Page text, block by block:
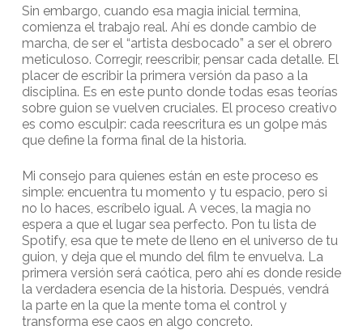
Sin embargo, cuando esa magia inicial termina,
comienza el trabajo real. Ahí es donde cambio de
marcha, de ser el “artista desbocado” a ser el obrero
meticuloso. Corregir, reescribir, pensar cada detalle. El
placer de escribir la primera versión da paso a la
disciplina. Es en este punto donde todas esas teorías
sobre guion se vuelven cruciales. El proceso creativo
es como esculpir: cada reescritura es un golpe más
que define la forma final de la historia.
Mi consejo para quienes están en este proceso es
simple: encuentra tu momento y tu espacio, pero si
no lo haces, escríbelo igual. A veces, la magia no
espera a que el lugar sea perfecto. Pon tu lista de
Spotify, esa que te mete de lleno en el universo de tu
guion, y deja que el mundo del film te envuelva. La
primera versión será caótica, pero ahí es donde reside
la verdadera esencia de la historia. Después, vendrá
la parte en la que la mente toma el control y
transforma ese caos en algo concreto.